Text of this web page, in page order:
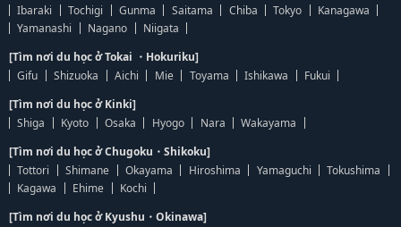
Ibaraki
Tochigi Gunma Saitama Chiba Tokyo
Kanagawa
Yamanashi
Nagano
Niigata
[Tìm nơi du học ở Tokai ・Hokuriku]
Gifu
Shizuoka Aichi Mie Toyama Ishikawa
Fukui
[Tìm nơi du học ở Kinki]
Shiga
Kyoto Osaka Hyogo Nara
Wakayama
[Tìm nơi du học ở Chugoku・Shikoku]
Tottori
Shimane Okayama Hiroshima Yamaguchi
Tokushima
Kagawa
Ehime
Kochi
[Tìm nơi du học ở Kyushu・Okinawa]